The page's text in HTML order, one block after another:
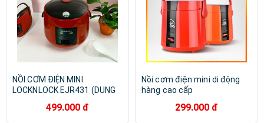
NỒI CƠM ĐIỆN MINI
LOCKNLOCK EJR431 (DUNG
499.000 đ
Nồi cơm điện mini di động
hàng cao cấp
299.000 đ